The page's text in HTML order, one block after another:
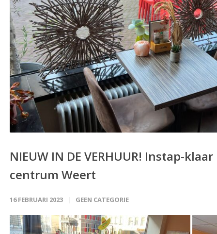
NIEUW IN DE VERHUUR! Instap-
centrum Weert
16 FEBRUARI 2023 GEEN CATEGORIE